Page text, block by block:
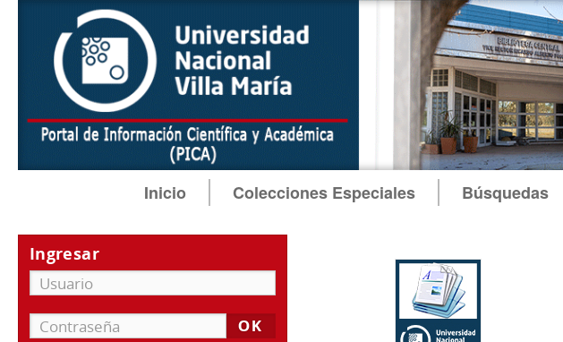
Inicio Colecciones Especiales Búsquedas
Ingresar